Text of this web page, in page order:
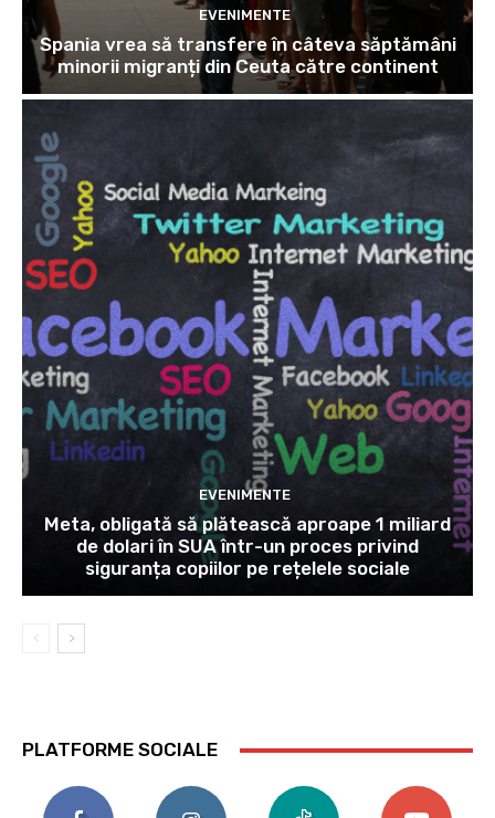
EVENIMENTE
Spania vrea să transfere în câteva săptămâni
minorii migranți din Ceuta către continent
EVENIMENTE
Meta, obligată să plătească aproape 1 miliard
de dolari în SUA într-un proces privind
siguranța copiilor pe rețelele sociale
PLATFORME SOCIALE